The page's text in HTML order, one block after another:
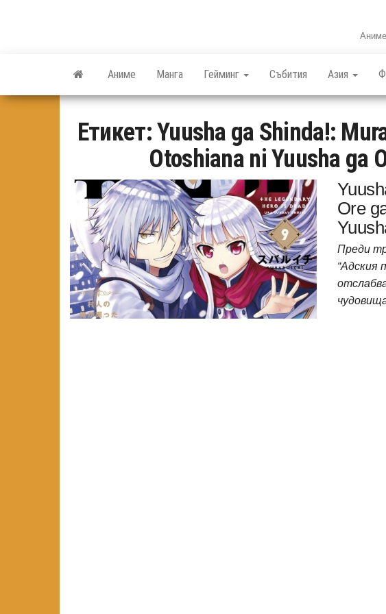
Аниме Манга Гейминг Събития Азия
Етикет:Yuusha ga Shinda!:
Otoshiana ni Yuusha ga
Ore
Преди
“Адския